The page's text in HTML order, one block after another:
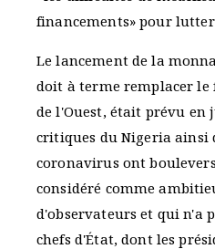
financements» pour
Le lancement de la
doit à terme remplacer le
de l'Ouest, était prévu en
critiques du Nigeria ainsi
coronavirus ont
considéré comme
d'observateurs et qui n'a
chefs d'État, dont les